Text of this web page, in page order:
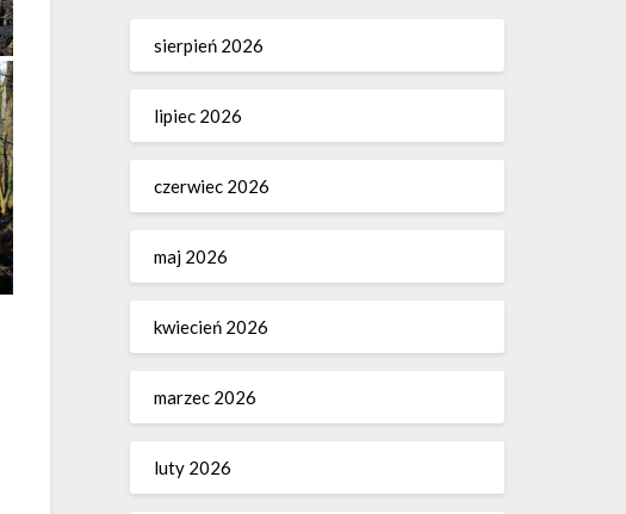
sierpień 2026
lipiec 2026
czerwiec 2026
maj 2026
kwiecień 2026
marzec 2026
luty 2026